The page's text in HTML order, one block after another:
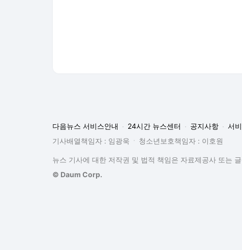
다음뉴스 서비스안내 24시간 뉴스센터 공지사항
서
기사배열책임자 : 임광욱
청소년보호책임자 : 이호원
뉴스 기사에 대한 저작권 및 법적 책임은 자료제공사 또는
© Daum Corp.